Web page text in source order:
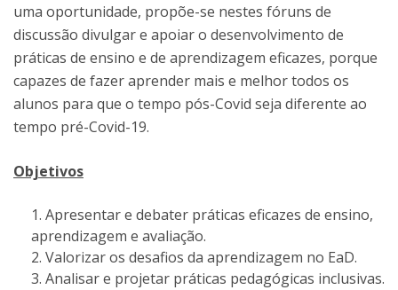
uma oportunidade, propõe-se nestes fóruns de
discussão divulgar e apoiar o desenvolvimento de
práticas de ensino e de aprendizagem eficazes, porque
capazes de fazer aprender mais e melhor todos os
alunos para que o tempo pós-Covid seja diferente ao
tempo pré-Covid-19.
Objetivos
Apresentar e debater práticas eficazes de ensino,
aprendizagem e avaliação.
Valorizar os desafios da aprendizagem no EaD.
Analisar e projetar práticas pedagógicas inclusivas.